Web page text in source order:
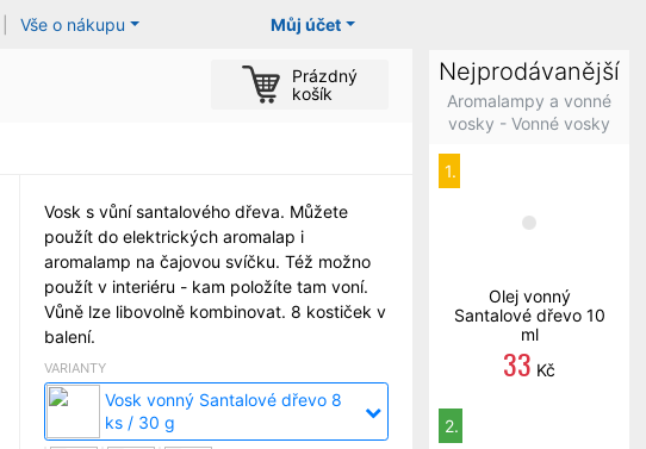
Můj účet
Vše o nákupu
Prázdný
košík
Vosk s vůní santalového dřeva. Můžete
použít do elektrických aromalap i
aromalamp na čajovou svíčku. Též možno
použít v interiéru - kam položíte tam voní.
Vůně lze libovolně kombinovat. 8 kostiček v
balení.
VARIANTY
Vosk vonný Santalové dřevo 8
ks / 30 g
Nejprodávanější
Aromalampy a vonné
vosky - Vonné vosky
1.
Olej vonný
Santalové dřevo 10
ml
33 Kč
2.